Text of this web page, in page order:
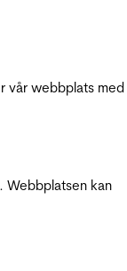
vår webbplats med
Webbplatsen kan